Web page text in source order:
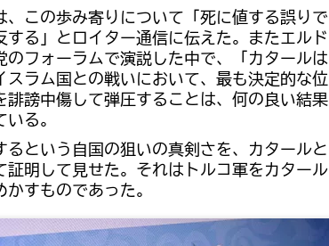
、この歩み寄りについて「死に値する誤りで
る」とロイター通信に伝えた。またエルド
フォーラムで演説した中で、「カタールは
スラム国との戦いにおいて、最も決定的な位
謗中傷して弾圧することは、何の良い結果
る。
るという自国の狙いの真剣さを、カタールと
証明して見せた。それはトルコ軍をカタール
すものであった。